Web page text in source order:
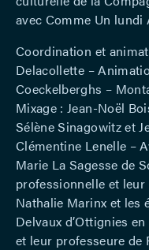
avec Comme Un lundi
Coordination et
Delacollette –
Coeckelberghs –
Mixage : Jean-Noël
Sélène Sinagowitz et
Clémentine Lenelle –
Marie La Sagesse de
professionnelle et
Nathalie Marinx et les
Delvaux d’Ottignies
et leur professeure de